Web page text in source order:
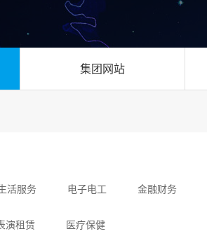
集团网站
活服务 电子电工 金融财务
演租赁 医疗保健